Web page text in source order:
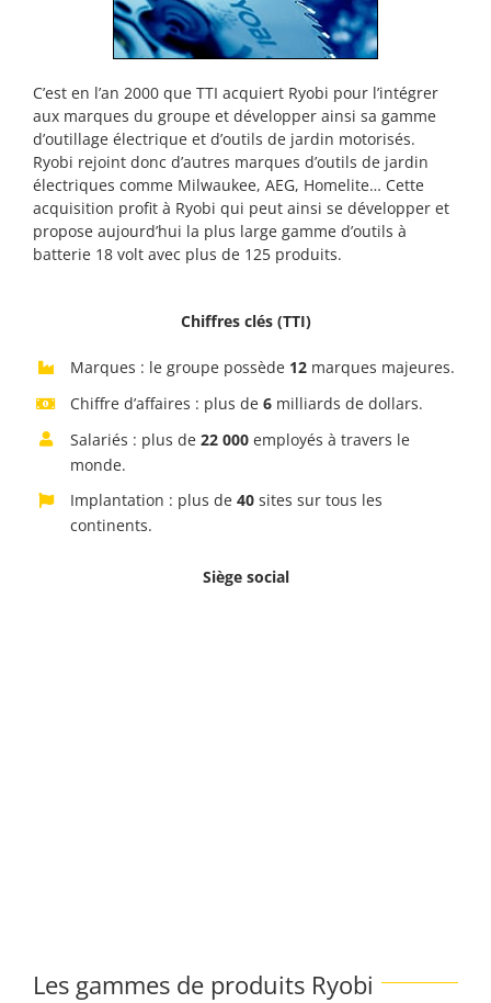
C’est en l’an 2000 que TTI acquiert Ryobi pour l’intégrer
aux marques du groupe et développer ainsi sa gamme
d’outillage électrique et d’outils de jardin motorisés.
Ryobi rejoint donc d’autres marques d’outils de jardin
électriques comme Milwaukee, AEG, Homelite… Cette
acquisition profit à Ryobi qui peut ainsi se développer et
propose aujourd’hui la plus large gamme d’outils à
batterie 18 volt avec plus de 125 produits.
Chiffres clés (TTI)
Marques : le groupe possède 12marques majeures.
Chiffre d’affaires : plus de 6milliards de dollars.
Salariés : plus de 22 000employés à travers le
monde.
Implantation : plus de 40sites sur tous les
continents.
Siège social
Les gammes de produits Ryobi